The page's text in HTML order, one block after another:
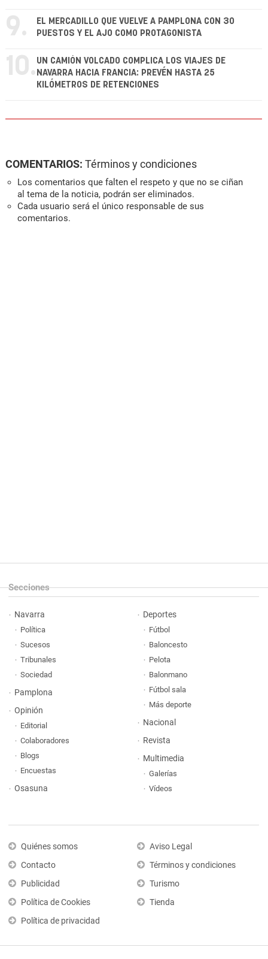
9.
EL MERCADILLO QUE VUELVE A PAMPLONA CON 30
PUESTOS Y EL AJO COMO PROTAGONISTA
10. UN CAMIÓN VOLCADO COMPLICA LOS VIAJES DE
NAVARRA HACIA FRANCIA: PREVÉN HASTA 25
KILÓMETROS DE RETENCIONES
COMENTARIOS: Términos y condiciones
Los comentarios que falten el respeto y que no se ciñan
al tema de la noticia, podrán ser eliminados.
Cada usuario será el único responsable de sus
comentarios.
Secciones
Navarra
Política
Sucesos
Tribunales
Sociedad
Pamplona
Opinión
Editorial
Colaboradores
Blogs
Encuestas
Osasuna
Deportes
Fútbol
Baloncesto
Pelota
Balonmano
Fútbol sala
Más deporte
Nacional
Revista
Multimedia
Galerías
Vídeos
Quiénes somos
Contacto
Publicidad
Política de Cookies
Política de privacidad
Aviso Legal
Términos y condiciones
Turismo
Tienda